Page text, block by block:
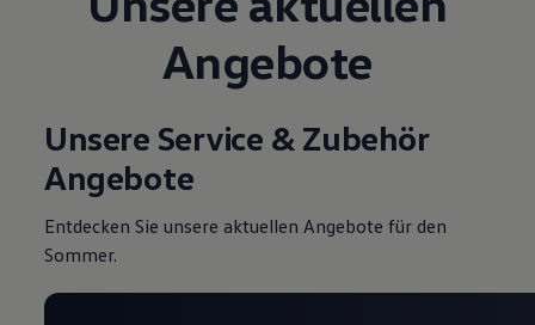
Handy und Fahrzeug verbinden
Über Ihr Auto
Vorgängermodelle
Volkswagen Kundenbetreuung
Warn- und Kontrollleuchten
Assistenzsysteme
Digitale Betriebsanleitung
Magazin
Familie
Angebote
Unsere Service & Zubehör
Angebote
Entdecken Sie unsere aktuellen Angebote für den
Sommer.